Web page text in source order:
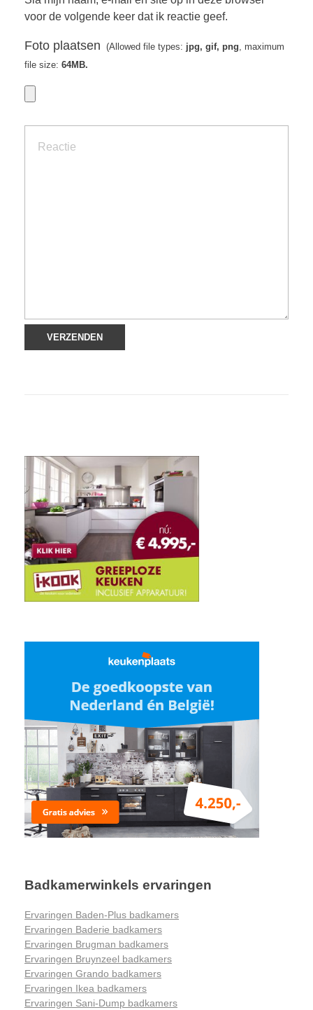
voor de volgende keer dat ik reactie geef.
Foto plaatsen (Allowed file types: jpg, gif, png, maximum
file size: 64MB.
Badkamerwinkels ervaringen
Ervaringen Baden-Plus badkamers
Ervaringen Baderie badkamers
Ervaringen Brugman badkamers
Ervaringen Bruynzeel badkamers
Ervaringen Grando badkamers
Ervaringen Ikea badkamers
Ervaringen Sani-Dump badkamers